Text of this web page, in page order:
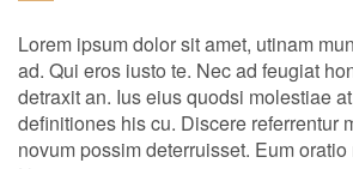
Lorem ipsum dolor sit amet, utinam
ad. Qui eros iusto te. Nec ad feugiat
detraxit an. Ius eius quodsi molestiae
definitiones his cu. Discere referrentur
novum possim deterruisset. Eum